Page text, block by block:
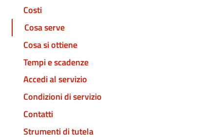
Costi
Cosa serve
Cosa si ottiene
Tempi e scadenze
Accedi al servizio
Condizioni di servizio
Contatti
Strumenti di tutela